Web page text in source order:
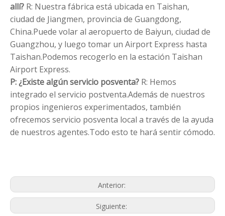
allí? R: Nuestra fábrica está ubicada en Taishan,
ciudad de Jiangmen, provincia de Guangdong,
China.Puede volar al aeropuerto de Baiyun, ciudad de
Guangzhou, y luego tomar un Airport Express hasta
Taishan.Podemos recogerlo en la estación Taishan
Airport Express.
P: ¿Existe algún servicio posventa? R: Hemos
integrado el servicio postventa.Además de nuestros
propios ingenieros experimentados, también
ofrecemos servicio posventa local a través de la ayuda
de nuestros agentes.Todo esto te hará sentir cómodo.
Anterior:
Siguiente: